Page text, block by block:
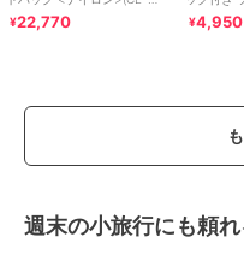
1404-WEB)
¥22,770
バッグ/BA-
¥4,950
週末の小旅行にも頼